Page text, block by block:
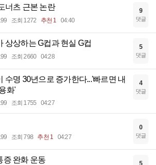
너츠 근본 논란
조회 1272 추천 1 04:40
9
댓글
상상하는 G컵과 현실 G컵
조회 2660 04:28
5
댓글
수명 30년으로 증가한다...'빠르면 내
화'
조회 1755 04:27
4
댓글
조회 798 추천 1 04:27
0
댓글
증 완화 운동 5